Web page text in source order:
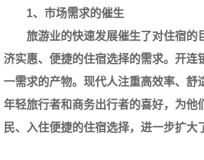
1、市场需求的催生
旅游业的快速发展催生了对住宿的
济实惠、便捷的住宿选择的需求。开连
一需求的产物。现代人注重高效率、舒
年轻旅行者和商务出行者的喜好，为他
民、入住便捷的住宿选择，进一步扩大